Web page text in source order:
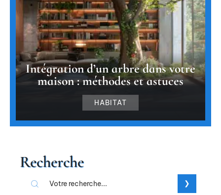
Intégration d’un arbre dans votre
maison : méthodes et astuces
HABITAT
Recherche